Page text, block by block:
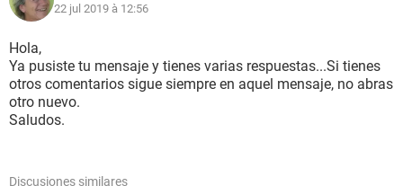
22 jul 2019 à 12:56
Hola,
Ya pusiste tu mensaje y tienes varias respuestas...Si tienes
otros comentarios sigue siempre en aquel mensaje, no abras
otro nuevo.
Saludos.
Discusiones similares